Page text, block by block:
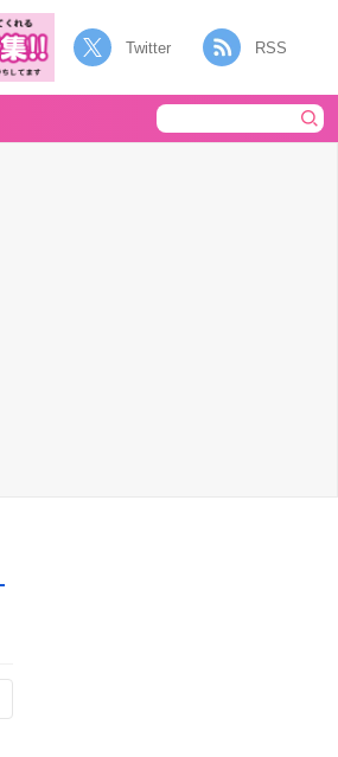
Twitter RSS